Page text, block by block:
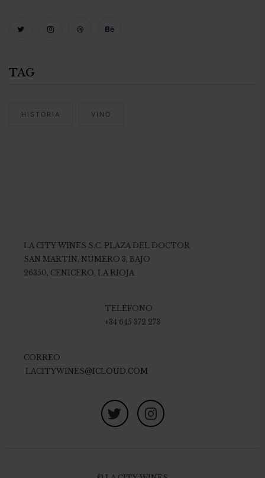
TAG
HISTORIA VINO
LA CITY WINES S.C. PLAZA DEL DOCTOR
SAN MARTÍN, NÚMERO 3, BAJO
26350, CENICERO, LA RIOJA
TELÉFONO
+34 645 372 273
CORREO
LACITYWINES@ICLOUD.COM